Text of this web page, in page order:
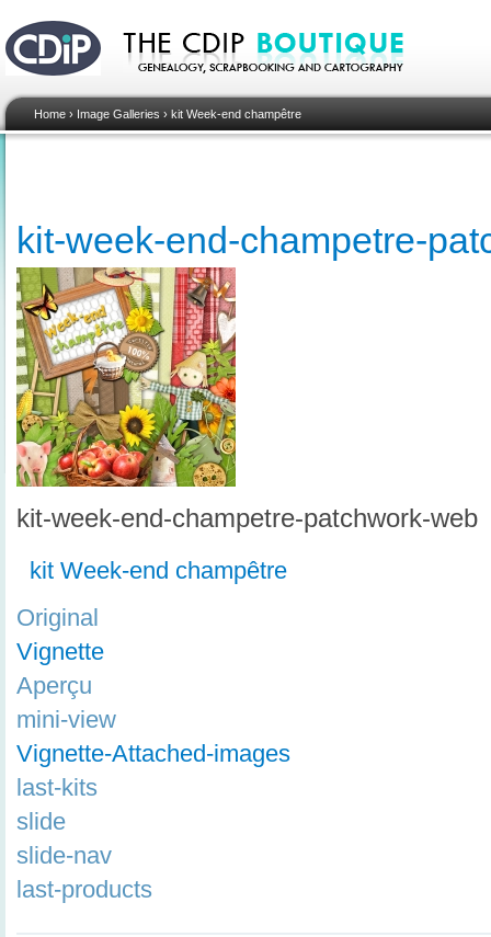
Home › Image Galleries › kit Week-end champêtre
kit-week-end-champetre-
kit-week-end-champetre-patchwork-web
kit Week-end champêtre
Original
Vignette
Aperçu
mini-view
Vignette-Attached-images
last-kits
slide
slide-nav
last-products